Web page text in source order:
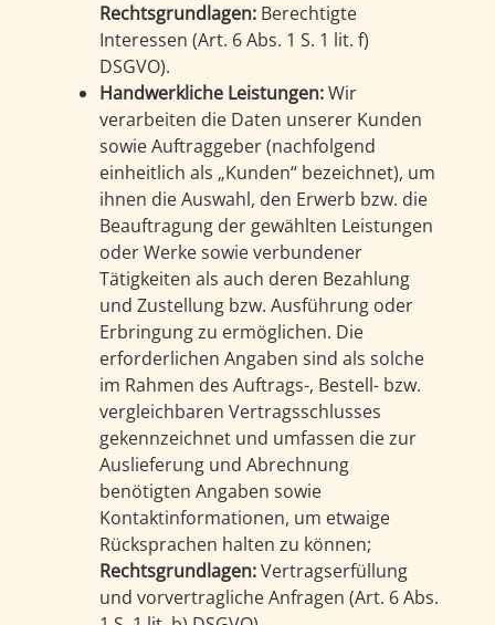
Rechtsgrundlagen: Berechtigte
Interessen (Art. 6 Abs. 1 S. 1 lit. f)
DSGVO).
Handwerkliche Leistungen:Wir
verarbeiten die Daten unserer Kunden
sowie Auftraggeber (nachfolgend
einheitlich als „Kunden“ bezeichnet), um
ihnen die Auswahl, den Erwerb bzw. die
Beauftragung der gewählten Leistungen
oder Werke sowie verbundener
Tätigkeiten als auch deren Bezahlung
und Zustellung bzw. Ausführung oder
Erbringung zu ermöglichen. Die
erforderlichen Angaben sind als solche
im Rahmen des Auftrags-, Bestell- bzw.
vergleichbaren Vertragsschlusses
gekennzeichnet und umfassen die zur
Auslieferung und Abrechnung
benötigten Angaben sowie
Kontaktinformationen, um etwaige
Rücksprachen halten zu können;
Rechtsgrundlagen:Vertragserfüllung
und vorvertragliche Anfragen (Art. 6 Abs.